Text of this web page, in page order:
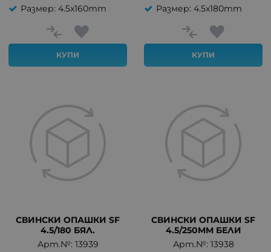
Размер: 4.5x160mm
КУПИ
Размер: 4.5x180mm
КУПИ
СВИНСКИ ОПАШКИ SF
4.5/180 БЯЛ.
Арт.№: 13939
СВИНСКИ ОПАШКИ SF
4.5/250MM БЕЛИ
Арт.№: 13938